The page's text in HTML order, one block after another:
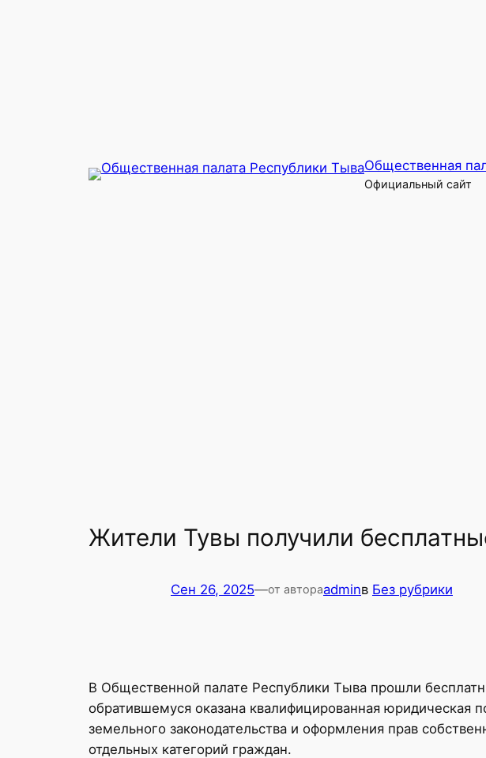
Общественная
Официальный сайт
Жители Тувы получили
Сен 26, 2025—от автораadminв Без рубрики
В Общественной палате Республики Тыва прошли
обратившемуся оказана квалифицированная
земельного законодательства и оформления прав
отдельных категорий граждан.